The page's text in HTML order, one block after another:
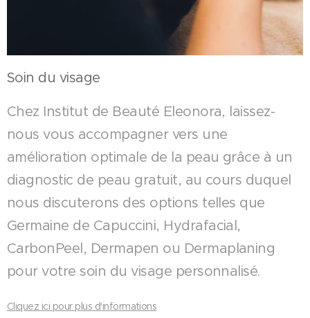
Soin du visage
Chez Institut de Beauté Eleonora, laissez-
nous vous accompagner vers une
amélioration optimale de la peau grâce à un
diagnostic de peau gratuit, au cours duquel
nous discuterons des options telles que
Germaine de Capuccini, Hydrafacial,
CarbonPeel, Dermapen ou Dermaplaning
pour votre soin du visage personnalisé.
Cliquez ici pour plus d'informations